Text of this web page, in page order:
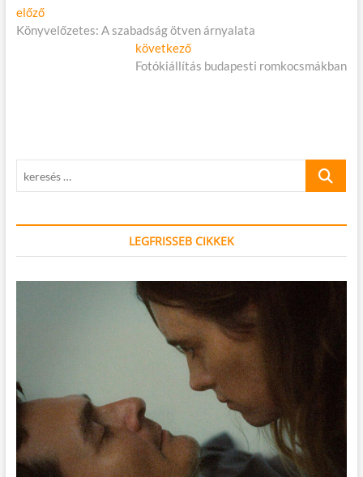
Bejegyzés
navigáció
előzőElőző
cikk:
Könyvelőzetes: A szabadság ötven árnyalata
következőKövetkező
cikk:
Fotókiállítás budapesti romkocsmákban
keresés
LEGFRISSEB CIKKEK